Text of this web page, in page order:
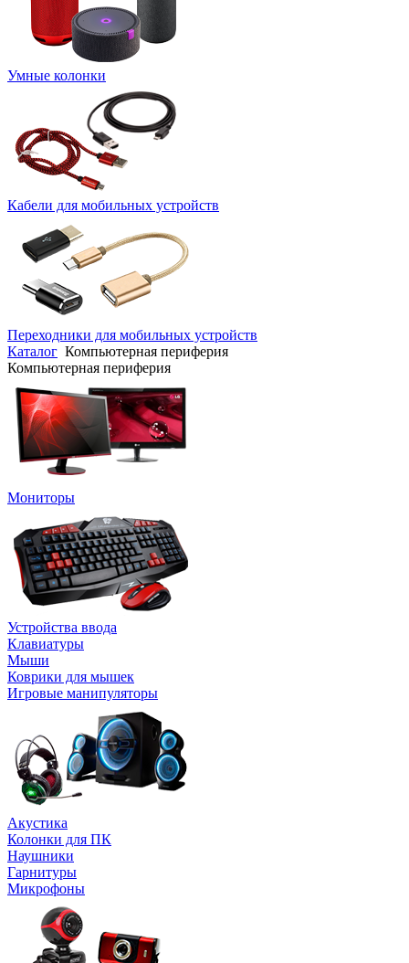
Умные колонки
Кабели для мобильных устройств
Переходники для мобильных устройств
Каталог Компьютерная периферия
Компьютерная периферия
Мониторы
Устройства ввода
Клавиатуры
Мыши
Коврики для мышек
Игровые манипуляторы
Акустика
Колонки для ПК
Наушники
Гарнитуры
Микрофоны